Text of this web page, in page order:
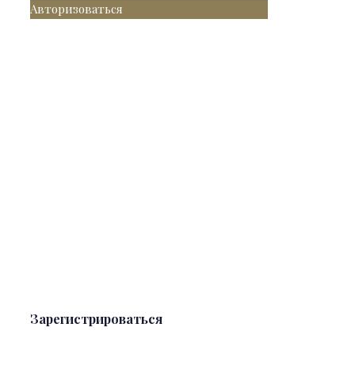
Авторизоваться
Зарегистрироваться